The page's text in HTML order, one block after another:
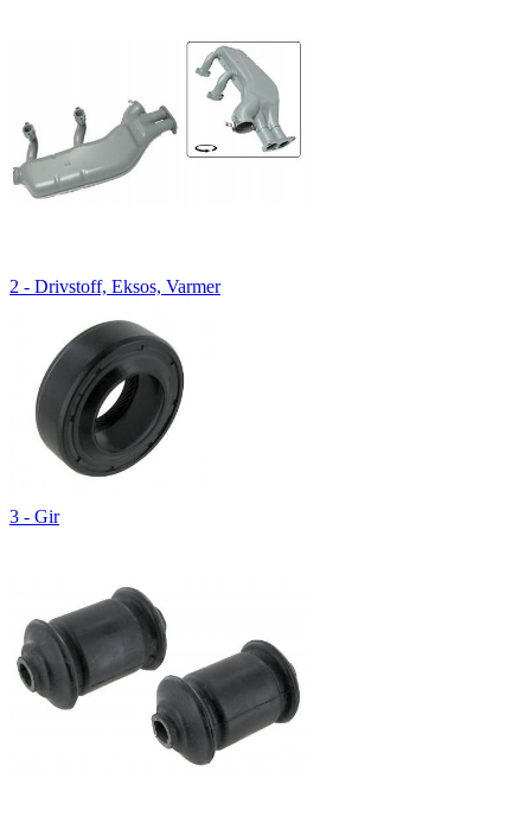
2 - Drivstoff, Eksos, Varmer
3 - Gir